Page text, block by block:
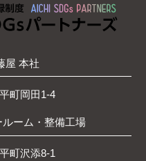
屋 本社
町岡田1-4
ーム・整備工場
町沢添8-1